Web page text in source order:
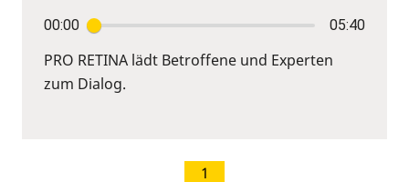
00:00 05:40
PRO RETINA lädt Betroffene und Experten
zum Dialog.
1